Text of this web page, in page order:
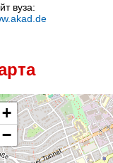
вуза:
+
−